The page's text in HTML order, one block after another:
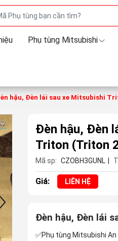
Phụ tùng Mitsubishi
hậu, Đèn lái sau xe Mitsubishi
Đèn hậu, Đèn
Triton (Triton
Mã sp: CZOBH3GUNL
Giá: LIÊN HỆ
Đèn hậu, Đèn lái
✅Phụ tùng Mitsubishi